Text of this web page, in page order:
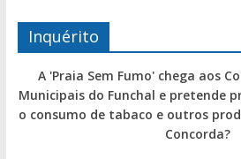
Inquérito
A 'Praia Sem Fumo' chega aos
Municipais do Funchal e pretende
o consumo de tabaco e outros
Concorda?